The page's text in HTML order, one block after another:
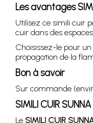
Les avantages
Utilisez ce simili cuir
cuir dans des
Choisissez-le pour
propagation de la
Bon à savoir
Sur commande
SIMILI CUIR
Le SIMILI CUIR